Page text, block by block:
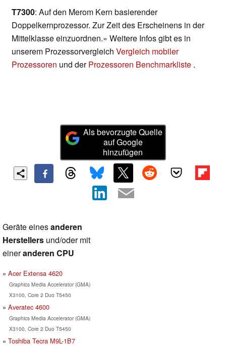
T7300: Auf den Merom Kern basierender
Doppelkernprozessor. Zur Zeit des Erscheinens in der
Mittelklasse einzuordnen.» Weitere Infos gibt es in
unserem Prozessorvergleich Vergleich mobiler
Prozessoren und derProzessoren Benchmarkliste .
Als bevorzugte Quelle
auf Google
hinzufügen
Geräte einesanderen
Herstellers und/oder mit
eineranderen CPU
Acer Extensa 4620
Graphics Media Accelerator (GMA)
X3100, Core 2 Duo T5450
Averatec 4600
Graphics Media Accelerator (GMA)
X3100, Core 2 Duo T5450
Toshiba Tecra M9L-1B7